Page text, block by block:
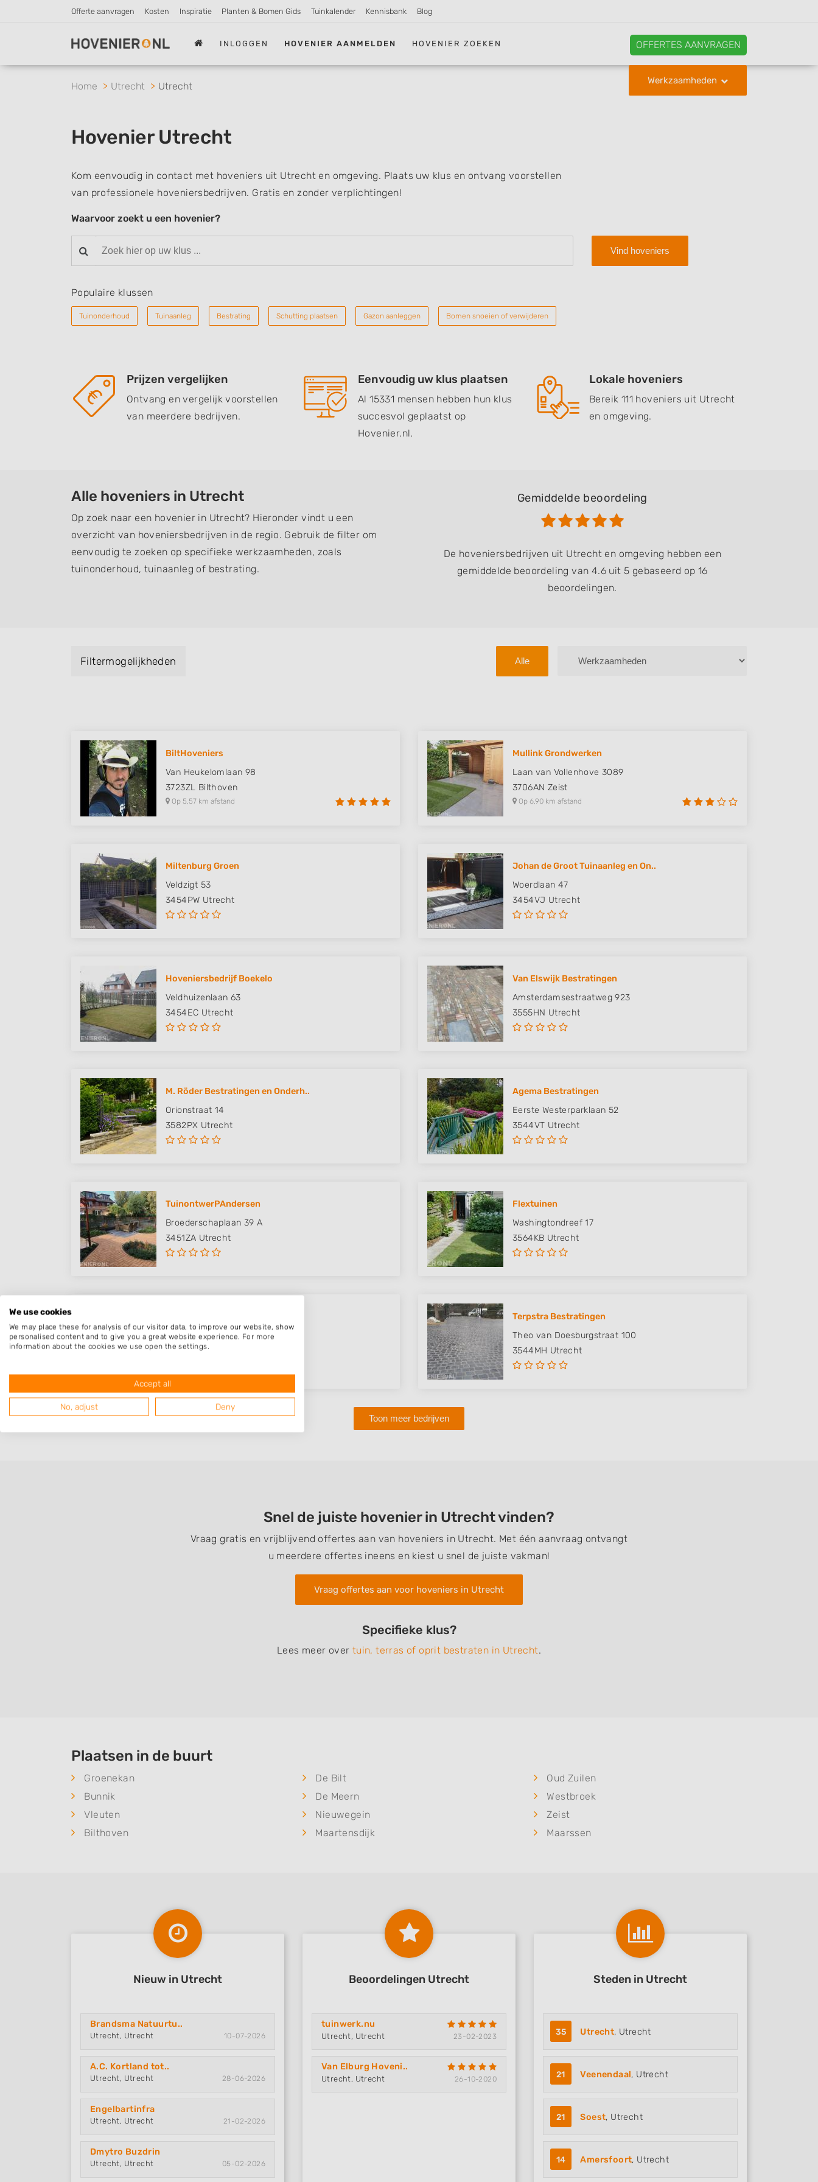
Offerte aanvragen Kosten Inspiratie Planten & Bomen Gids Tuinkalender Kennisbank Blog
INLOGGEN HOVENIER AANMELDEN HOVENIER ZOEKEN OFFERTES AANVRAGEN
Werkzaamheden
Home Utrecht Utrecht
Hovenier Utrecht
Kom eenvoudig in contact met hoveniers uit Utrecht en omgeving. Plaats uw klus en ontvang voorstellen
van professionele hoveniersbedrijven. Gratis en zonder verplichtingen!
Waarvoor zoekt u een hovenier?
Vind hoveniers
Populaire klussen
Tuinonderhoud Tuinaanleg Bestrating Schutting plaatsen Gazon aanleggen Bomen snoeien of verwijderen
Prijzen vergelijken
Ontvang en vergelijk voorstellen
van meerdere bedrijven.
Eenvoudig uw klus plaatsen
Al 15331 mensen hebben hun klus
succesvol geplaatst op
Hovenier.nl.
Lokale hoveniers
Bereik 111 hoveniers uit Utrecht
en omgeving.
Alle hoveniers in Utrecht
Op zoek naar een hovenier in Utrecht? Hieronder vindt u een
overzicht van hoveniersbedrijven in de regio. Gebruik de filter om
eenvoudig te zoeken op specifieke werkzaamheden, zoals
tuinonderhoud, tuinaanleg of bestrating.
Gemiddelde beoordeling
De hoveniersbedrijven uit Utrecht en omgeving hebben een
gemiddelde beoordeling van 4.6 uit 5 gebaseerd op 16
beoordelingen.
Filtermogelijkheden Alle
BiltHoveniers
Van Heukelomlaan 98
3723ZL Bilthoven
Op 5,57 km afstand
Mullink Grondwerken
Laan van Vollenhove 3089
3706AN Zeist
Op 6,90 km afstand
Miltenburg Groen
Veldzigt 53
3454PW Utrecht
Johan de Groot Tuinaanleg en On..
Woerdlaan 47
3454VJ Utrecht
Hoveniersbedrijf Boekelo
Veldhuizenlaan 63
3454EC Utrecht
Van Elswijk Bestratingen
Amsterdamsestraatweg 923
3555HN Utrecht
M. Röder Bestratingen en Onderh..
Orionstraat 14
3582PX Utrecht
Agema Bestratingen
Eerste Westerparklaan 52
3544VT Utrecht
TuinontwerPAndersen
Broederschaplaan 39 A
3451ZA Utrecht
Flextuinen
Washingtondreef 17
3564KB Utrecht
Mereveldlaan 30
3454CG Utrecht
Terpstra Bestratingen
Theo van Doesburgstraat 100
3544MH Utrecht
Toon meer bedrijven
Snel de juiste hovenier in Utrecht vinden?
Vraag gratis en vrijblijvend offertes aan van hoveniers in Utrecht. Met één aanvraag ontvangt
u meerdere offertes ineens en kiest u snel de juiste vakman!
Vraag offertes aan voor hoveniers in Utrecht
Specifieke klus?
Lees meer over tuin, terras of oprit bestraten in Utrecht.
Plaatsen in de buurt
Groenekan De Bilt
Oud Zuilen
Bunnik
De Meern
Westbroek
Vleuten
Nieuwegein
Zeist
Bilthoven
Maartensdijk Maarssen
Nieuw in Utrecht
Brandsma Natuurtu..
Utrecht, Utrecht 10-07-2026
A.C. Kortland tot..
Utrecht, Utrecht 28-06-2026
Engelbartinfra
Utrecht, Utrecht 21-02-2026
Dmytro Buzdrin
Utrecht, Utrecht 05-02-2026
Beoordelingen Utrecht
tuinwerk.nu
Utrecht, Utrecht 23-02-2023
Van Elburg Hoveni..
Utrecht, Utrecht 26-10-2020
Steden in Utrecht
35 Utrecht, Utrecht
21 Veenendaal, Utrecht
21 Soest, Utrecht
14 Amersfoort, Utrecht
We use cookies
We may place these for analysis of our visitor data, to improve our website, show
personalised content and to give you a great website experience. For more
information about the cookies we use open the settings.
Accept all
No, adjust Deny